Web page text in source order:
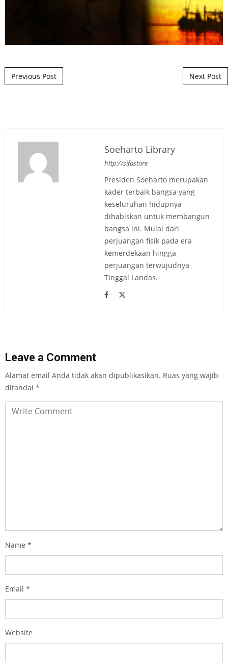
Post navigation
Previous Post Next Post
Soeharto Library
http://sifastore
Presiden Soeharto merupakan
kader terbaik bangsa yang
keseluruhan hidupnya
dihabiskan untuk membangun
bangsa ini. Mulai dari
perjuangan fisik pada era
kemerdekaan hingga
perjuangan terwujudnya
Tinggal Landas.
Leave a Comment
Alamat email Anda tidak akan dipublikasikan. Ruas yang wajib
ditandai *
Name *
Email *
Website